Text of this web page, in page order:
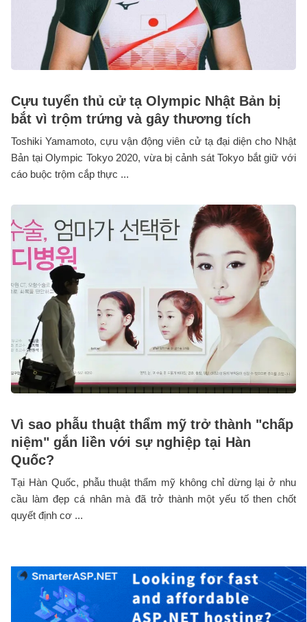
Cựu tuyển thủ cử tạ Olympic Nhật Bản bị
bắt vì trộm trứng và gây thương tích
Toshiki Yamamoto, cựu vận động viên cử tạ đại diện cho Nhật
Bản tại Olympic Tokyo 2020, vừa bị cảnh sát Tokyo bắt giữ với
cáo buộc trộm cắp thực ...
Vì sao phẫu thuật thẩm mỹ trở thành "chấp
niệm" gắn liền với sự nghiệp tại Hàn
Quốc?
Tại Hàn Quốc, phẫu thuật thẩm mỹ không chỉ dừng lại ở nhu
cầu làm đẹp cá nhân mà đã trở thành một yếu tố then chốt
quyết định cơ ...